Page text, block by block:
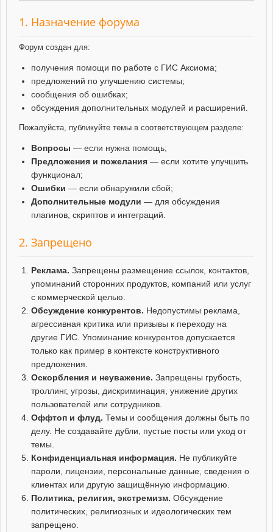
1. Назначение форума
Форум создан для:
получения помощи по работе с ГИС Аксиома;
предложений по улучшению системы;
сообщения об ошибках;
обсуждения дополнительных модулей и расширений.
Пожалуйста, публикуйте темы в соответствующем разделе:
Вопросы — если нужна помощь;
Предложения и пожелания — если хотите улучшить
функционал;
Ошибки — если обнаружили сбой;
Дополнительные модули — для обсуждения
плагинов, скриптов и интеграций.
2. Запрещено
Реклама. Запрещены размещение ссылок, контактов,
упоминаний сторонних продуктов, компаний или услуг
с коммерческой целью.
Обсуждение конкурентов. Недопустимы реклама,
агрессивная критика или призывы к переходу на
другие ГИС. Упоминание конкурентов допускается
только как пример в контексте конструктивного
предложения.
Оскорбления и неуважение. Запрещены грубость,
троллинг, угрозы, дискриминация, унижение других
пользователей или сотрудников.
Оффтоп и флуд. Темы и сообщения должны быть по
делу. Не создавайте дубли, пустые посты или уход от
темы.
Конфиденциальная информация. Не публикуйте
пароли, лицензии, персональные данные, сведения о
клиентах или другую защищённую информацию.
Политика, религия, экстремизм. Обсуждение
политических, религиозных и идеологических тем
запрещено.